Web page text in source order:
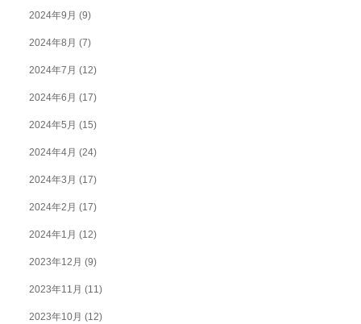
2024年9月 (9)
2024年8月 (7)
2024年7月 (12)
2024年6月 (17)
2024年5月 (15)
2024年4月 (24)
2024年3月 (17)
2024年2月 (17)
2024年1月 (12)
2023年12月 (9)
2023年11月 (11)
2023年10月 (12)